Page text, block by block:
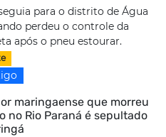
para o distrito de Água
perdeu o controle da
após o pneu estourar.
maringaense que morreu
no Rio Paraná é sepultado